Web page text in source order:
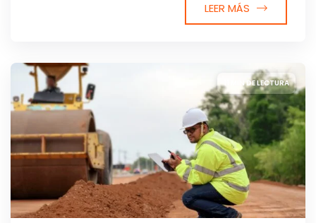
LEER MÁS
11 MIN DE LECTURA